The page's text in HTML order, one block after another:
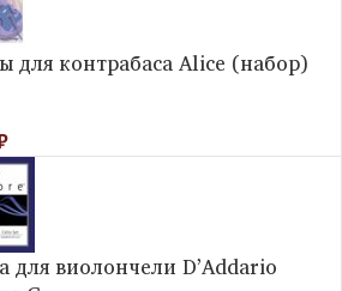
для контрабаса Alice (набор)
для виолончели D’Addario